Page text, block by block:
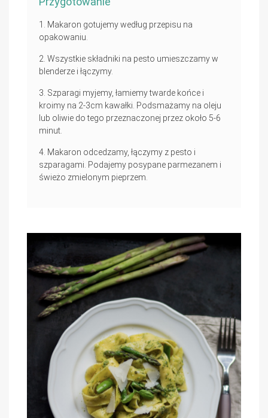
Makaron gotujemy według przepisu na
opakowaniu.
Wszystkie składniki na pesto umieszczamy w
blenderze i łączymy.
Szparagi myjemy, łamiemy twarde końce i
kroimy na 2-3cm kawałki. Podsmażamy na oleju
lub oliwie do tego przeznaczonej przez około 5-6
minut.
Makaron odcedzamy, łączymy z pesto i
szparagami. Podajemy posypane parmezanem i
świeżo zmielonym pieprzem.